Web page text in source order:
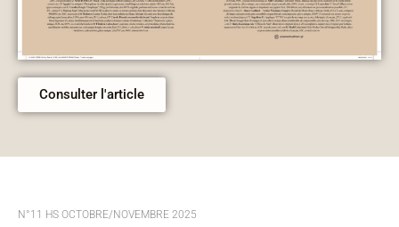
Consulter l'article
N°11 HS OCTOBRE/NOVEMBRE 2025